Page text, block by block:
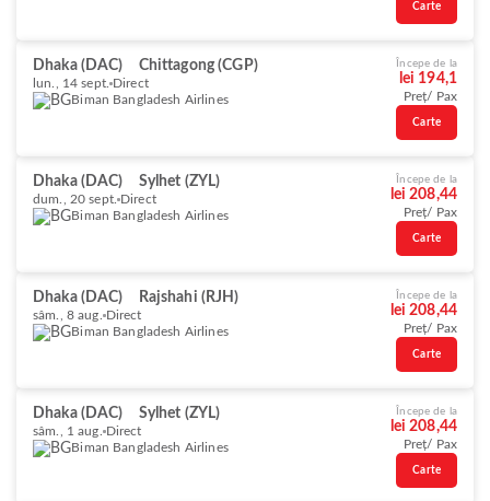
Carte
Dhaka (DAC) Chittagong (CGP)
lun., 14 sept. Direct
Biman Bangladesh Airlines
Începe de la
lei 194,1
Preț/ Pax
Carte
Dhaka (DAC) Sylhet (ZYL)
dum., 20 sept. Direct
Biman Bangladesh Airlines
Începe de la
lei 208,44
Preț/ Pax
Carte
Dhaka (DAC) Rajshahi (RJH)
sâm., 8 aug. Direct
Biman Bangladesh Airlines
Începe de la
lei 208,44
Preț/ Pax
Carte
Dhaka (DAC) Sylhet (ZYL)
sâm., 1 aug. Direct
Biman Bangladesh Airlines
Începe de la
lei 208,44
Preț/ Pax
Carte